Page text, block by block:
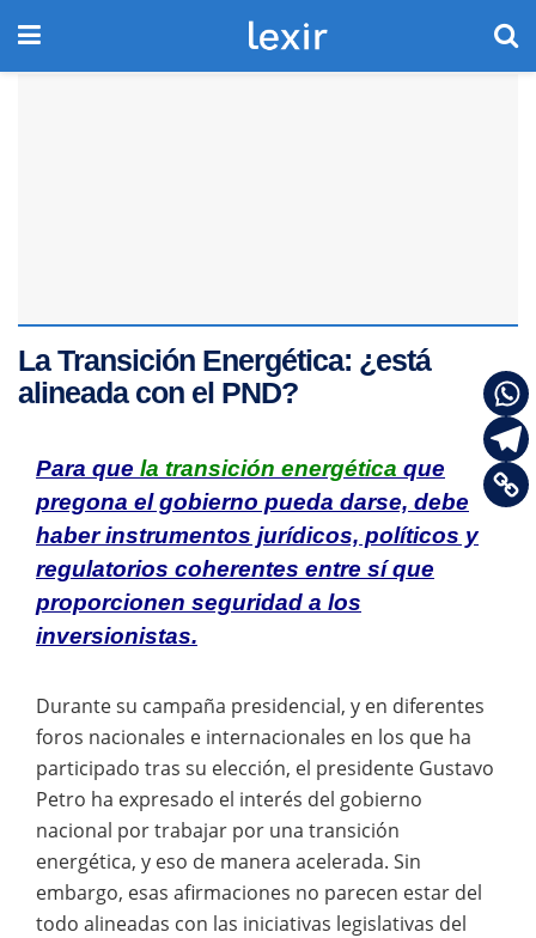
La Transición Energética: ¿está
alineada con el PND?
Para que la transición energética que
pregona el gobierno pueda darse, debe
haber instrumentos jurídicos, políticos y
regulatorios coherentes entre sí que
proporcionen seguridad a los
inversionistas.
Durante su campaña presidencial, y en diferentes
foros nacionales e internacionales en los que ha
participado tras su elección, el presidente Gustavo
Petro ha expresado el interés del gobierno
nacional por trabajar por una transición
energética, y eso de manera acelerada. Sin
embargo, esas afirmaciones no parecen estar del
todo alineadas con las iniciativas legislativas del